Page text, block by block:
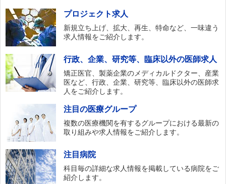
プロジェクト求人
新規立ち上げ、拡大、再生、特命など、一味違う
求人情報をご紹介します。
行政、企業、研究等、臨床以外の医師求人
矯正医官、製薬企業のメディカルドクター、産業
医など、行政、企業、研究等、臨床以外の医師求
人をご紹介します。
注目の医療グループ
複数の医療機関を有するグループにおける最新の
取り組みや求人情報をご紹介します。
注目病院
科目毎の詳細な求人情報を掲載している病院をご
紹介します。